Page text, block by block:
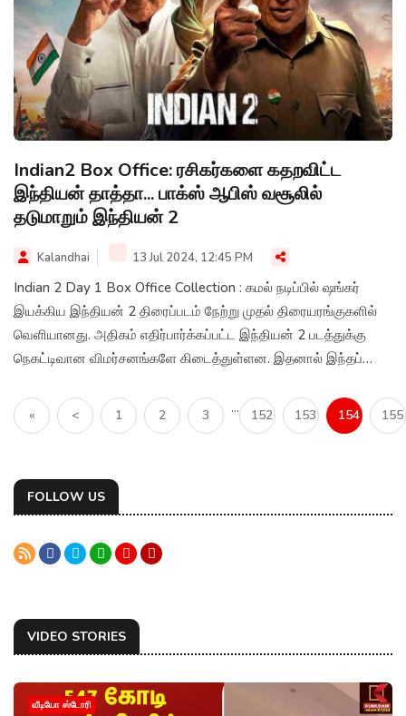
Indian2 Box Office: ரசிகர்களை கதறவிட்ட
இந்தியன் தாத்தா... பாக்ஸ் ஆபிஸ் வசூலில்
தடுமாறும் இந்தியன் 2
Kalandhai 13 Jul 2024, 12:45 PM
Indian 2 Day 1 Box Office Collection : கமல் நடிப்பில் ஷங்கர்
இயக்கிய இந்தியன் 2 திரைப்படம் நேற்று முதல் திரையரங்குகளில்
வெளியானது. அதிகம் எதிர்பார்க்கப்பட்ட இந்தியன் 2 படத்துக்கு
நெகட்டிவான விமர்சனங்களே கிடைத்துள்ளன. இதனால் இந்தப்
வெளியாகியுள்ளன.
« < 1 2 3 ... 152 153 154 155
FOLLOW US
VIDEO STORIES
வீடியோ ஸ்டோரி